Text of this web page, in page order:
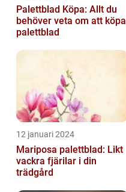
Palettblad Köpa: Allt du
behöver veta om att köpa
palettblad
12 januari 2024
Mariposa palettblad: Likt
vackra fjärilar i din
trädgård